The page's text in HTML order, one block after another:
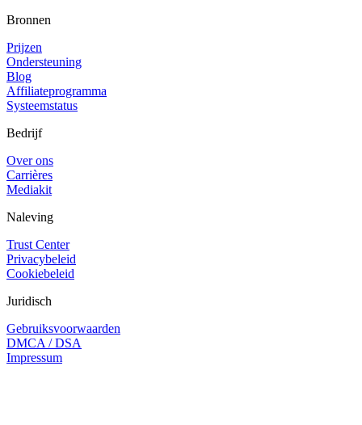
Bronnen
Prijzen
Ondersteuning
Blog
Affiliateprogramma
Systeemstatus
Bedrijf
Over ons
Carrières
Mediakit
Naleving
Trust Center
Privacybeleid
Cookiebeleid
Juridisch
Gebruiksvoorwaarden
DMCA / DSA
Impressum